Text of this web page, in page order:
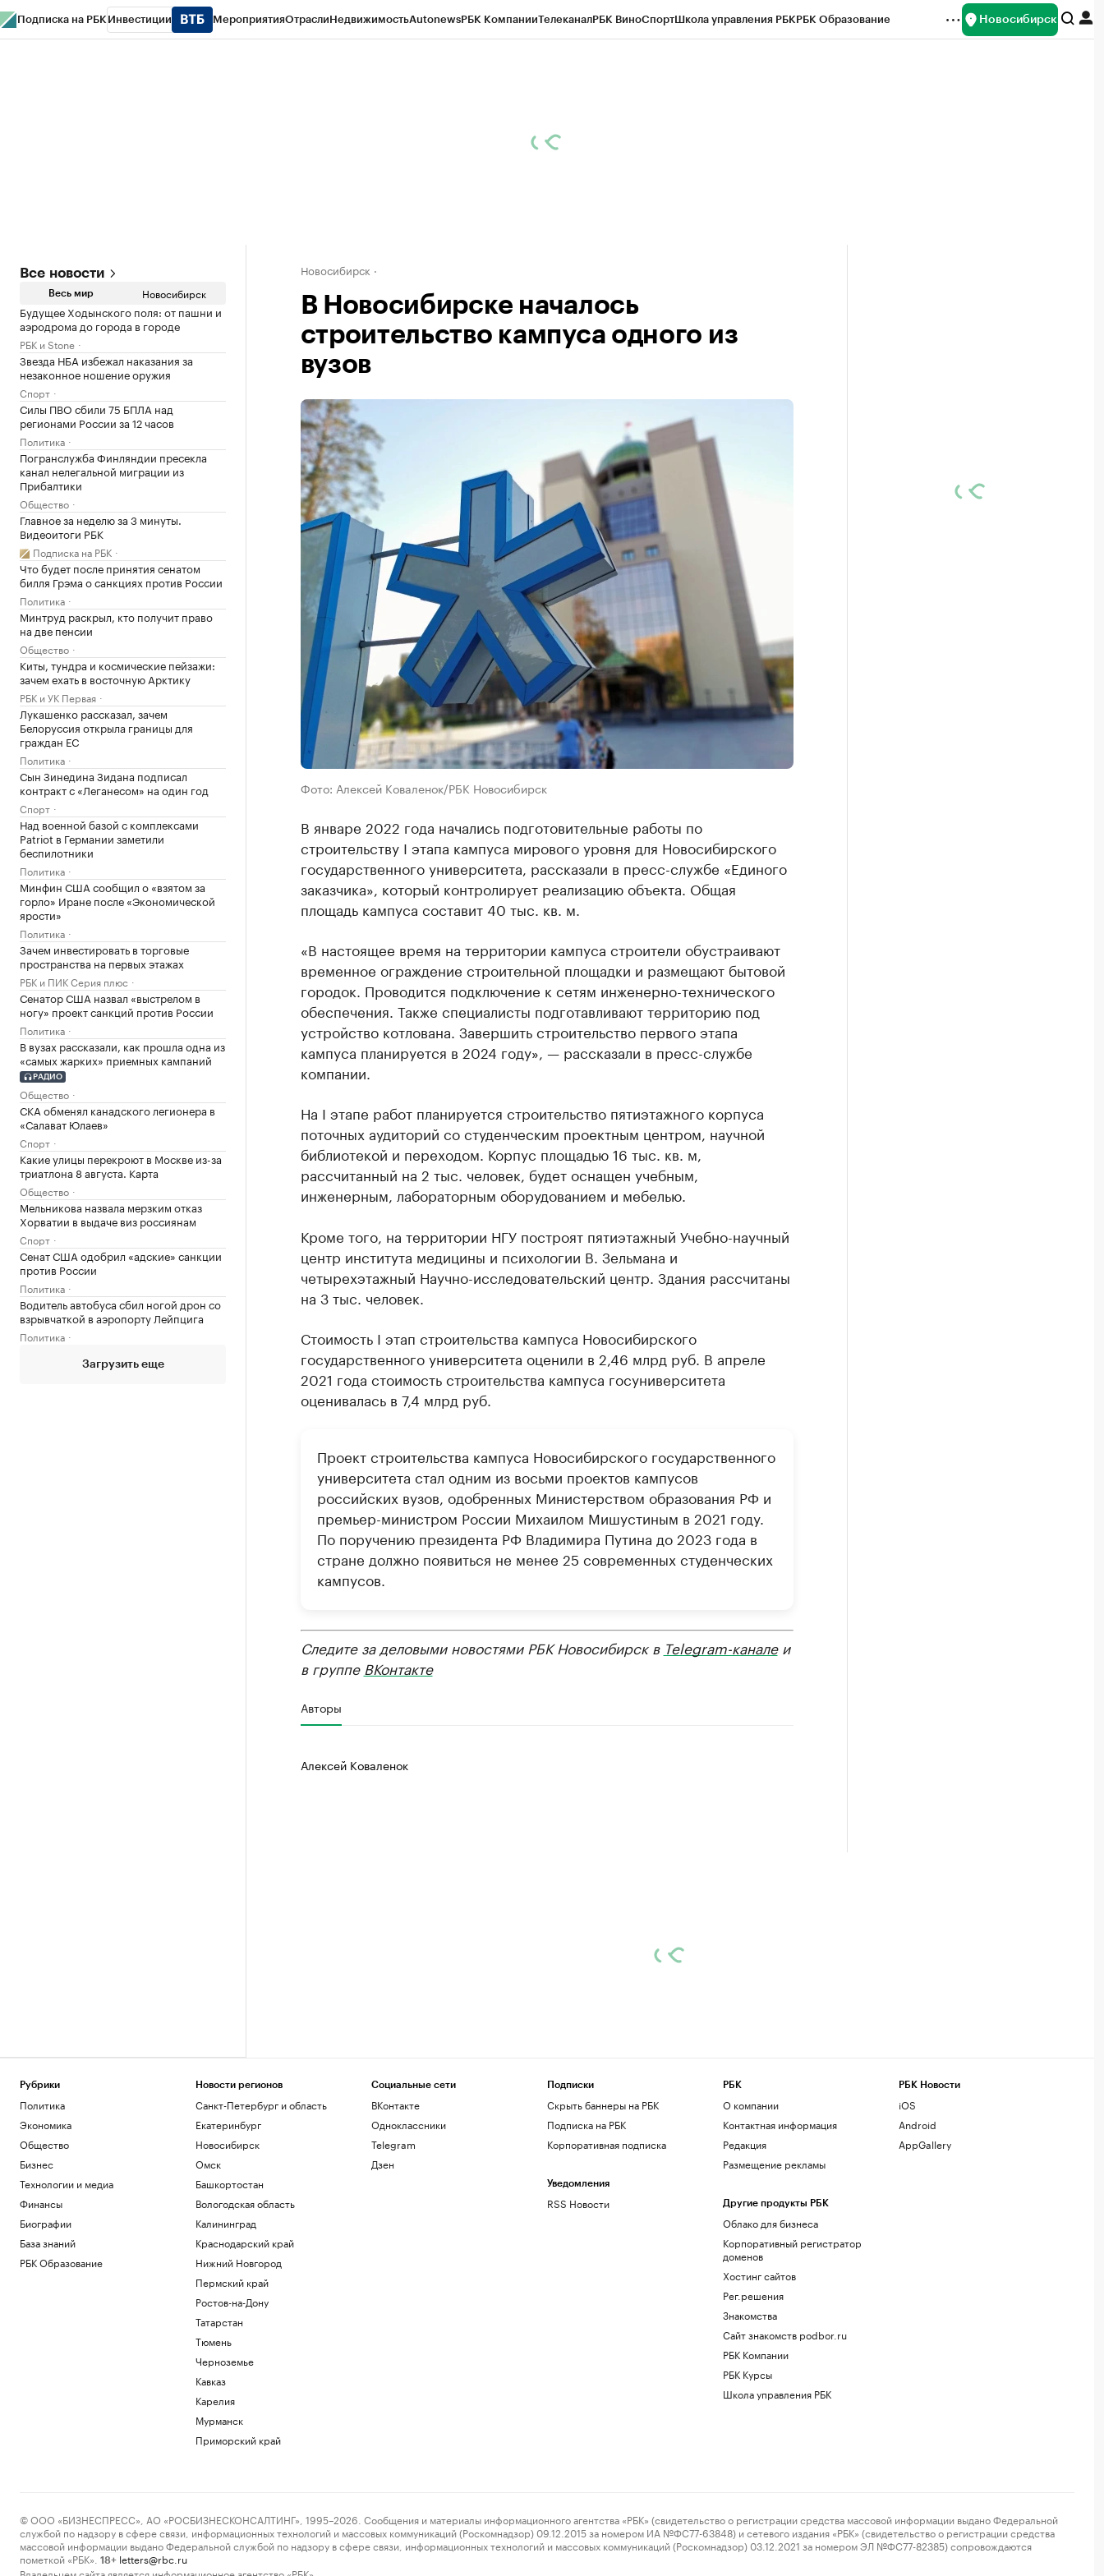
Подписка на РБК Инвестиции МероприятияОтраслиНедвижимостьAutonewsРБК КомпанииТелеканалРБК ВиноСпортШкола управления РБКРБК Образование Новосибирск
Все новости
Весь мир Новосибирск
Будущее Ходынского поля: от пашни и
аэродрома до города в городе
РБК и Stone
Звезда НБА избежал наказания за
незаконное ношение оружия
Спорт
Силы ПВО сбили 75 БПЛА над
регионами России за 12 часов
Политика
Погранслужба Финляндии пресекла
канал нелегальной миграции из
Прибалтики
Общество
Главное за неделю за 3 минуты.
Видеоитоги РБК
Подписка на РБК
Что будет после принятия сенатом
билля Грэма о санкциях против России
Политика
Минтруд раскрыл, кто получит право
на две пенсии
Общество
Киты, тундра и космические пейзажи:
зачем ехать в восточную Арктику
РБК и УК Первая
Лукашенко рассказал, зачем
Белоруссия открыла границы для
граждан ЕС
Политика
Сын Зинедина Зидана подписал
контракт с «Леганесом» на один год
Спорт
Над военной базой с комплексами
Patriot в Германии заметили
беспилотники
Политика
Минфин США сообщил о «взятом за
горло» Иране после «Экономической
ярости»
Политика
Зачем инвестировать в торговые
пространства на первых этажах
РБК и ПИК Серия плюс
Сенатор США назвал «выстрелом в
ногу» проект санкций против России
Политика
В вузах рассказали, как прошла одна из
«самых жарких» приемных кампаний
РАДИО
Общество
СКА обменял канадского легионера в
«Салават Юлаев»
Спорт
Какие улицы перекроют в Москве из-за
триатлона 8 августа. Карта
Общество
Мельникова назвала мерзким отказ
Хорватии в выдаче виз россиянам
Спорт
Сенат США одобрил «адские» санкции
против России
Политика
Водитель автобуса сбил ногой дрон со
взрывчаткой в аэропорту Лейпцига
Политика
Загрузить еще
Новосибирск
В Новосибирске началось
строительство кампуса одного из
вузов
Фото: Алексей Коваленок/РБК Новосибирск
В январе 2022 года начались подготовительные работы по
строительству I этапа кампуса мирового уровня для Новосибирского
государственного университета, рассказали в пресс-службе «Единого
заказчика», который контролирует реализацию объекта. Общая
площадь кампуса составит 40 тыс. кв. м.
«В настоящее время на территории кампуса строители обустраивают
временное ограждение строительной площадки и размещают бытовой
городок. Проводится подключение к сетям инженерно-технического
обеспечения. Также специалисты подготавливают территорию под
устройство котлована. Завершить строительство первого этапа
кампуса планируется в 2024 году», — рассказали в пресс-службе
компании.
На I этапе работ планируется строительство пятиэтажного корпуса
поточных аудиторий со студенческим проектным центром, научной
библиотекой и переходом. Корпус площадью 16 тыс. кв. м,
рассчитанный на 2 тыс. человек, будет оснащен учебным,
инженерным, лабораторным оборудованием и мебелью.
Кроме того, на территории НГУ построят пятиэтажный Учебно-научный
центр института медицины и психологии В. Зельмана и
четырехэтажный Научно-исследовательский центр. Здания рассчитаны
на 3 тыс. человек.
Стоимость I этап строительства кампуса Новосибирского
государственного университета оценили в 2,46 млрд руб. В апреле
2021 года стоимость строительства кампуса госуниверситета
оценивалась в 7,4 млрд руб.
Проект строительства кампуса Новосибирского государственного
университета стал одним из восьми проектов кампусов
российских вузов, одобренных Министерством образования РФ и
премьер-министром России Михаилом Мишустиным в 2021 году.
По поручению президента РФ Владимира Путина до 2023 года в
стране должно появиться не менее 25 современных студенческих
кампусов.
Следите за деловыми новостями РБК Новосибирск в Telegram-каналеи
в группе ВКонтакте
Авторы
Алексей Коваленок
Рубрики
Политика
Экономика
Общество
Бизнес
Технологии и медиа
Финансы
Биографии
База знаний
РБК Образование
Новости регионов
Санкт-Петербург и область
Екатеринбург
Новосибирск
Омск
Башкортостан
Вологодская область
Калининград
Краснодарский край
Нижний Новгород
Пермский край
Ростов-на-Дону
Татарстан
Тюмень
Черноземье
Кавказ
Карелия
Мурманск
Приморский край
Социальные сети
ВКонтакте
Одноклассники
Telegram
Дзен
Подписки
Скрыть баннеры на РБК
Подписка на РБК
Корпоративная подписка
Уведомления
RSS Новости
РБК
О компании
Контактная информация
Редакция
Размещение рекламы
Другие продукты РБК
Облако для бизнеса
Корпоративный регистратор
доменов
Хостинг сайтов
Рег.решения
Знакомства
Сайт знакомств podbor.ru
РБК Компании
РБК Курсы
Школа управления РБК
РБК Новости
iOS
Android
AppGallery
© ООО «БИЗНЕСПРЕСС», АО «РОСБИЗНЕСКОНСАЛТИНГ», 1995–2026. Сообщения и материалы информационного агентства «РБК» (свидетельство о регистрации средства массовой информации выдано Федеральной
службой по надзору в сфере связи, информационных технологий и массовых коммуникаций (Роскомнадзор) 09.12.2015 за номером ИА №ФС77-63848) и сетевого издания «РБК» (свидетельство о регистрации средства
массовой информации выдано Федеральной службой по надзору в сфере связи, информационных технологий и массовых коммуникаций (Роскомнадзор) 03.12.2021 за номером ЭЛ №ФС77-82385) сопровождаются
пометкой «РБК».
18+ letters@rbc.ru